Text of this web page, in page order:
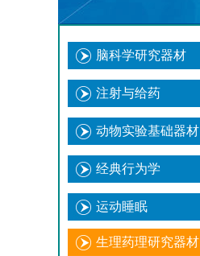
脑科学研究器材
注射与给药
动物实验基础器材
经典行为学
运动睡眠
生理药理研究器材